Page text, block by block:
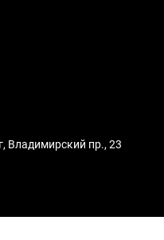
Владимирский пр., 23